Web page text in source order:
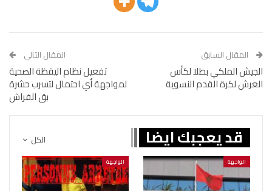
المقال السابق
الجيش الملكي بطلا لكأس
العرش لكرة القدم النسوية
المقال التالي
تفعيل نظام اليقظة الصحية
لمواجهة أي احتمال لتسرب حشرة
بق الفراش
الكل قد يعجبك ايضا
الواجهة الواجهة